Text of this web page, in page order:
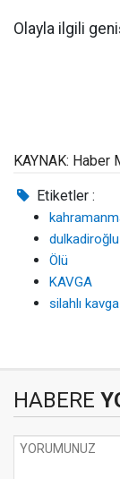
Olayla ilgili
KAYNAK: Haber
Etiketler :
dulkadiroğlu
Ölü
KAVGA
silahlı kavga
HABERE